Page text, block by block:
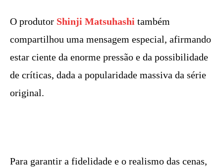
O produtor Shinji Matsuhashi também
compartilhou uma mensagem especial, afirmando
estar ciente da enorme pressão e da possibilidade
de críticas, dada a popularidade massiva da série
original.
Para garantir a fidelidade e o realismo das cenas,